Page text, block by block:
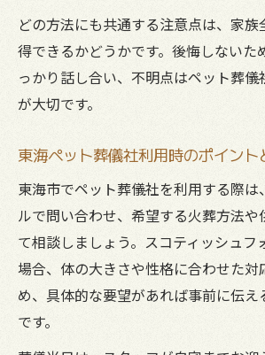
どの方法にも共通する注意点は、家
得できるかどうかです。後悔しないた
っかり話し合い、不明点はペット葬儀
が大切です。
東海ペット葬儀社利用時のポイント
東海市でペット葬儀社を利用する際は
ルで問い合わせ、希望する火葬方法や
て相談しましょう。スコティッシュフ
場合、体の大きさや性格に合わせた対
め、具体的な要望があれば事前に伝え
です。